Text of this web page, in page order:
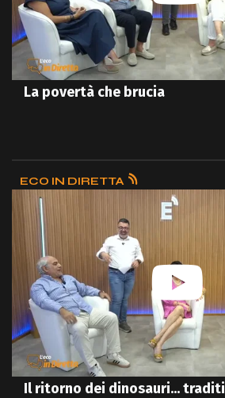
La povertà che brucia
ECO IN DIRETTA
Il ritorno dei dinosauri... traditi